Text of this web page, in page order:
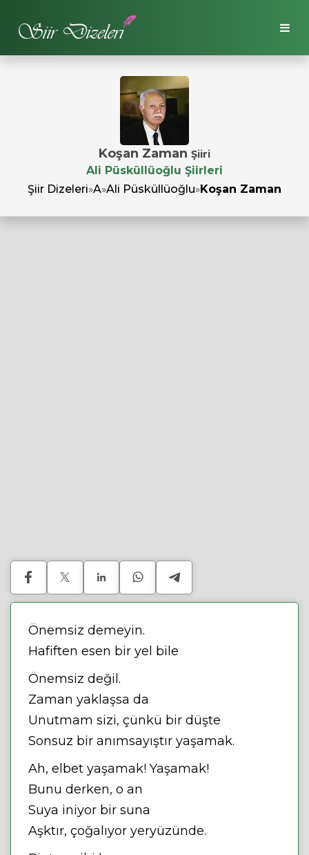
Koşan Zaman Şiiri
Ali Püsküllüoğlu Şiirleri
Şiir Dizeleri»A»Ali Püsküllüoğlu»Koşan Zaman
Önemsiz demeyin.
Hafiften esen bir yel bile
Önemsiz değil.
Zaman yaklaşsa da
Unutmam sizi, çünkü bir düşte
Sonsuz bir anımsayıştır yaşamak.
Ah, elbet yaşamak! Yaşamak!
Bunu derken, o an
Suya iniyor bir suna
Aşktır, çoğalıyor yeryüzünde.